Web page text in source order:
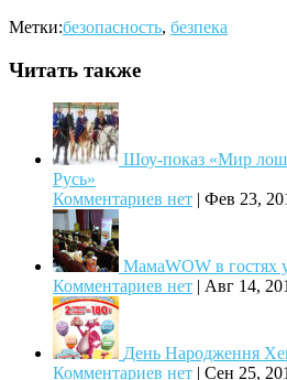
Метки:безопасность, безпека
Читать также
Шоу-показ «Мир
Русь»
Комментариев нет | Фев 23,
МамаWOW в
Комментариев нет | Авг 14,
День Народження
Комментариев нет | Сен 25,